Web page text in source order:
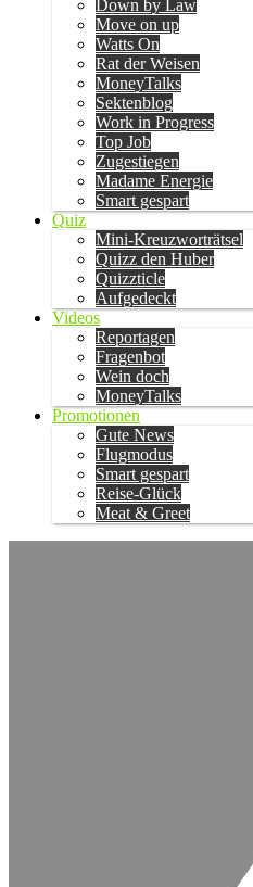
Down by Law
Move on up
Watts On
Rat der Weisen
MoneyTalks
Sektenblog
Work in Progress
Top Job
Zugestiegen
Madame Energie
Smart gespart
Quiz
Mini-Kreuzworträtsel
Quizz den Huber
Quizzticle
Aufgedeckt
Videos
Reportagen
Fragenbot
Wein doch
MoneyTalks
Promotionen
Gute News
Flugmodus
Smart gespart
Reise-Glück
Meat & Greet